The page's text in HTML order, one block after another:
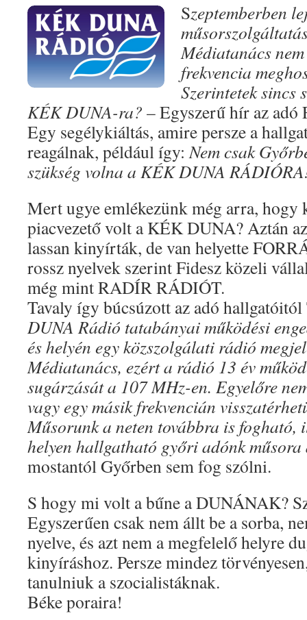
Szeptemberben
Médiatanács
frekvencia
Szerintetek sincs
KÉK DUNA-ra? – Egyszerű hír az adó
Egy segélykiáltás, amire persze a
reagálnak, például így:Nem csak
szükség volna a KÉK DUNA
Mert ugye emlékezünk még arra, hogy
piacvezető volt a KÉK DUNA? Aztán
lassan kinyírták, de van helyette
rossz nyelvek szerint Fidesz közeli
még mint RADÍR RÁDIÓT.
Tavaly így búcsúzott az adó
DUNA Rádió tatabányai működési
és helyén egy közszolgálati rádió
Médiatanács, ezért a rádió 13 év
sugárzását a 107 MHz-en. Egyelőre
vagy egy másik frekvencián
Műsorunk a neten továbbra is fogható,
helyen hallgatható győri adónk
mostantól Győrben sem fog szólni.
S hogy mi volt a bűne a DUNÁNAK?
Egyszerűen csak nem állt be a sorba,
nyelve, és azt nem a megfelelő helyre
kinyíráshoz. Persze mindez
tanulniuk a szocialistáknak.
Béke poraira!